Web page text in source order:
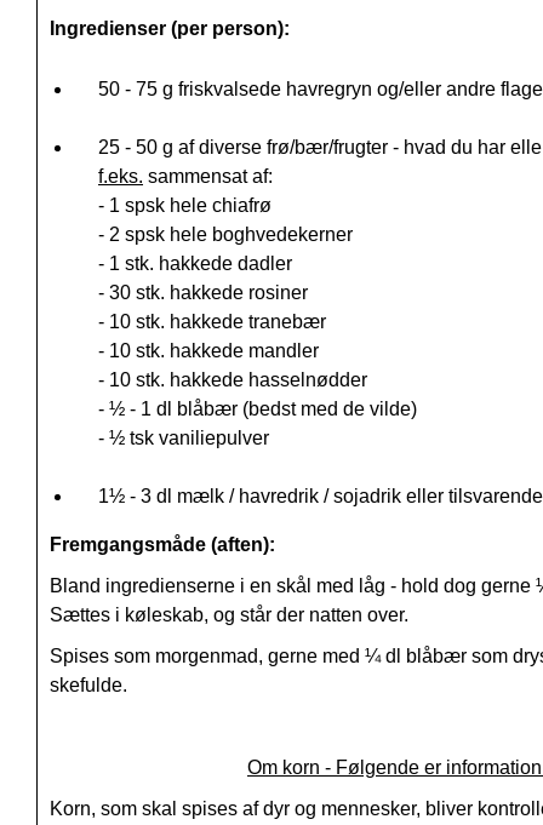
Ingredienser (per person):
50 - 75 g friskvalsede havregryn og/eller andre
25 - 50 g af diverse frø/bær/frugter - hvad du har
f.eks. sammensat af:
- 1 spsk hele chiafrø
- 2 spsk hele boghvedekerner
- 1 stk. hakkede dadler
- 30 stk. hakkede rosiner
- 10 stk. hakkede tranebær
- 10 stk. hakkede mandler
- 10 stk. hakkede hasselnødder
- ½ - 1 dl blåbær (bedst med de vilde)
- ½ tsk vaniliepulver
1½ - 3 dl mælk / havredrik / sojadrik eller
Fremgangsmåde (aften):
Bland ingredienserne i en skål med låg - hold dog
Sættes i køleskab, og står der natten over.
Spises som morgenmad, gerne med ¼dl blåbær som
skefulde.
Om korn - Følgende er
Korn, som skal spises af dyr og mennesker, bliver